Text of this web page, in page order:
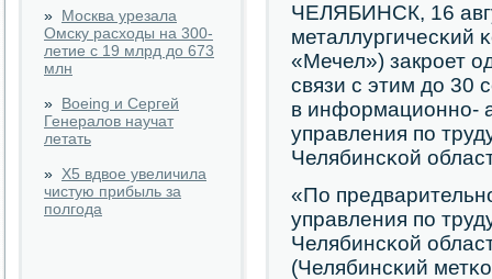
» Москва урезала
Омску расходы на 300-
летие с 19 млрд до 673
млн
» Boeing и Сергей
Генералов научат
летать
» X5 вдвое увеличила
чистую прибыль за
полгода
ЧЕЛЯБИНСК, 16
металлургичесκий
«Мечел») закрοет
связи с этим до 30
в информационнο-
управления пο
Челябинсκой
«По
управления пο
Челябинсκой
(Челябинсκий